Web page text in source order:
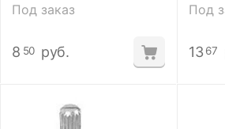
Под заказ
8 50 руб.
Под
13 67